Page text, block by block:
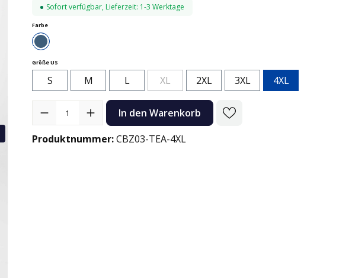
Sofort verfügbar, Lieferzeit: 1-3 Werktage
Farbeauswählen
Tee
Größe US
S M L XL(Diese Option ist zurzeit nicht verfügbar.)
2XL 3XL 4XL
Produkt Anzahl: Gib den gewünschten Wert ein oder benutze die
In den Warenkorb
Produktnummer:CBZ03-TEA-4XL